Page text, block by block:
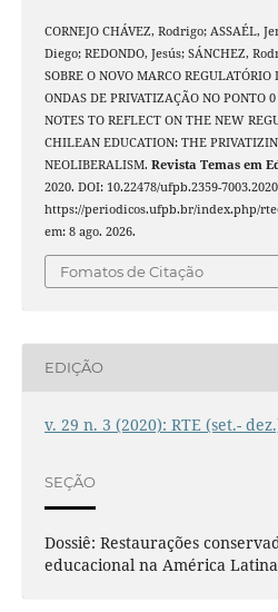
CORNEJO CHÁVEZ, Rodrigo; ASSAÉL,
Diego; REDONDO, Jesús; SÁNCHEZ,
SOBRE O NOVO MARCO
ONDAS DE PRIVATIZAÇÃO NO PONTO
NOTES TO REFLECT ON THE NEW
CHILEAN EDUCATION: THE
NEOLIBERALISM. Revista Temas em
2020. DOI: 10.22478/ufpb.2359-
https://periodicos.ufpb.br/index.php/
em: 8 ago. 2026.
Fomatos de Citação
EDIÇÃO
v. 29 n. 3 (2020): RTE (set.-
SEÇÃO
Dossiê: Restaurações
educacional na América Latina